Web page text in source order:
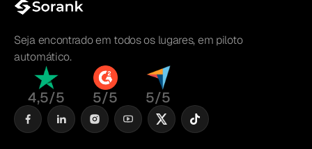
Seja encontrado em todos os lugares, em piloto
automático.
4,5/5 5/5 5/5